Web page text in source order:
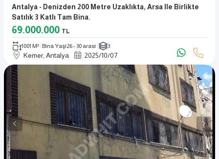
Antalya - Denizden 200 Metre Uzaklıkta, Arsa Ile Birlikte
Satılık 3 Katlı Tam Bina.
69.000.000 TL
1001 M² Bina Yaşı26 - 30 arası 3
Kemer, Antalya 2025/10/07